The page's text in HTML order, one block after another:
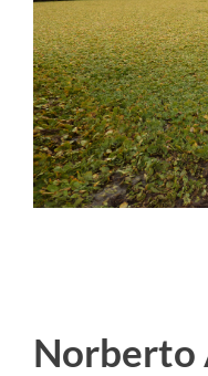
Norberto